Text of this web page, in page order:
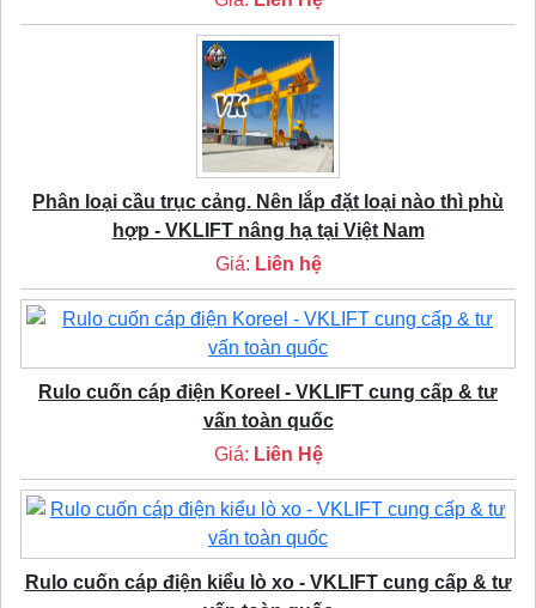
Phân loại cầu trục cảng. Nên lắp đặt loại nào thì phù
hợp - VKLIFT nâng hạ tại Việt Nam
Giá: Liên hệ
Rulo cuốn cáp điện Koreel - VKLIFT cung cấp & tư
vấn toàn quốc
Giá: Liên Hệ
Rulo cuốn cáp điện kiểu lò xo - VKLIFT cung cấp & tư